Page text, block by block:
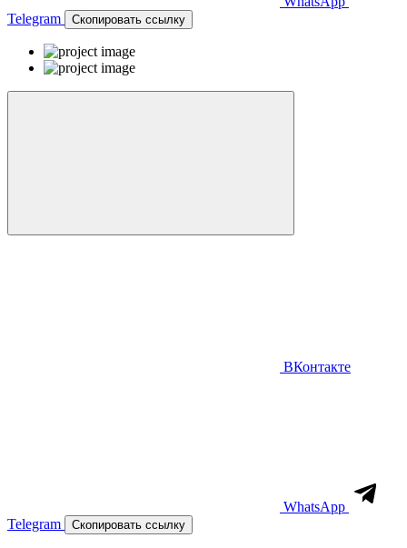
Telegram
Скопировать ссылку
ВКонтакте
WhatsApp
Telegram
Скопировать ссылку